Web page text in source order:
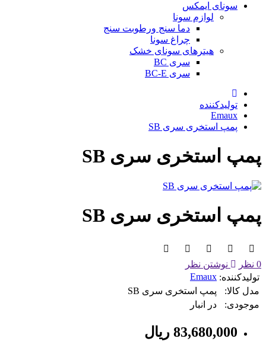
سونای ایمکس
لوازم سونا
دما سنج ورطوبت سنج
چراغ سونا
هیترهای سونای خشک
سری BC
سری BC-E
تولیدکننده
Emaux
پمپ استخری سری SB
پمپ استخری سری SB
پمپ استخری سری SB
0 نظر
نوشتن نظر
تولیدکننده: Emaux
مدل کالا:
پمپ استخری سری SB
موجودی:
در انبار
83,680,000 ریال